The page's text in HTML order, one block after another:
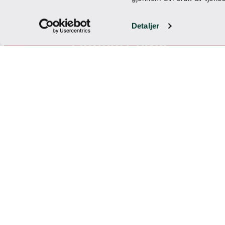
Detaljer
En perfekt «mellomaktivitet» etter for
morsomt for både nygbegynnere og
Uansett vær